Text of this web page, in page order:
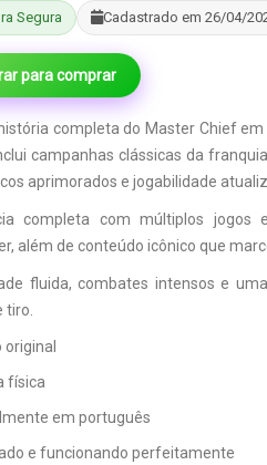
Segura Cadastrado em 26/04/
para comprar
completa do Master Chief
campanhas clássicas da
aprimorados e jogabilidade
completa com múltiplos
além de conteúdo icônico que
fluida, combates intensos e
tiro.
original
física
em português
e funcionando perfeitamente